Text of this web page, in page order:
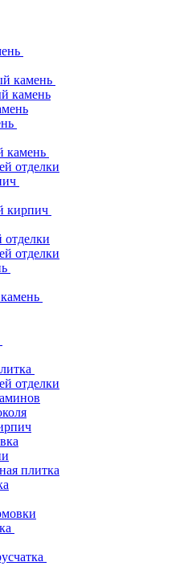
камень
камень
камень
отделки
кирпич
отделки
отделки
плитка